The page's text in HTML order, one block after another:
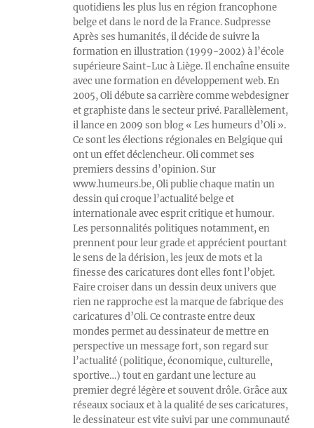
quotidiens les plus lus en région francophone
belge et dans le nord de la France. Sudpresse
Après ses humanités, il décide de suivre la
formation en illustration (1999-2002) à l’école
supérieure Saint-Luc à Liège. Il enchaîne ensuite
avec une formation en développement web. En
2005, Oli débute sa carrière comme webdesigner
et graphiste dans le secteur privé. Parallèlement,
il lance en 2009 son blog « Les humeurs d’Oli ».
Ce sont les élections régionales en Belgique qui
ont un effet déclencheur. Oli commet ses
premiers dessins d’opinion. Sur
www.humeurs.be, Oli publie chaque matin un
dessin qui croque l’actualité belge et
internationale avec esprit critique et humour.
Les personnalités politiques notamment, en
prennent pour leur grade et apprécient pourtant
le sens de la dérision, les jeux de mots et la
finesse des caricatures dont elles font l’objet.
Faire croiser dans un dessin deux univers que
rien ne rapproche est la marque de fabrique des
caricatures d’Oli. Ce contraste entre deux
mondes permet au dessinateur de mettre en
perspective un message fort, son regard sur
l’actualité (politique, économique, culturelle,
sportive…) tout en gardant une lecture au
premier degré légère et souvent drôle. Grâce aux
réseaux sociaux et à la qualité de ses caricatures,
le dessinateur est vite suivi par une communauté